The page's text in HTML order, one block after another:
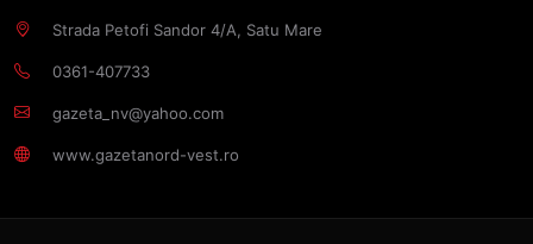
Strada Petofi Sandor 4/A, Satu Mare
0361-407733
gazeta_nv@yahoo.com
www.gazetanord-vest.ro